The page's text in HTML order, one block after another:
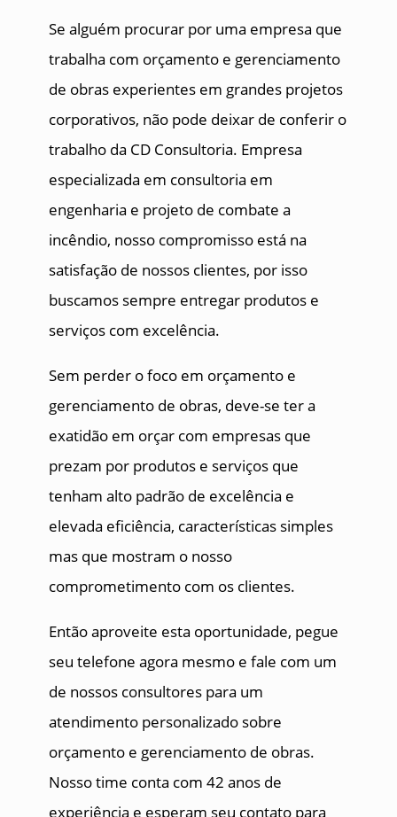
Se alguém procurar por uma empresa que
trabalha com orçamento e gerenciamento
de obras experientes em grandes projetos
corporativos, não pode deixar de conferir o
trabalho da CD Consultoria. Empresa
especializada em consultoria em
engenharia e projeto de combate a
incêndio, nosso compromisso está na
satisfação de nossos clientes, por isso
buscamos sempre entregar produtos e
serviços com excelência.
Sem perder o foco em orçamento e
gerenciamento de obras, deve-se ter a
exatidão em orçar com empresas que
prezam por produtos e serviços que
tenham alto padrão de excelência e
elevada eficiência, características simples
mas que mostram o nosso
comprometimento com os clientes.
Então aproveite esta oportunidade, pegue
seu telefone agora mesmo e fale com um
de nossos consultores para um
atendimento personalizado sobre
orçamento e gerenciamento de obras.
Nosso time conta com 42 anos de
experiência e esperam seu contato para